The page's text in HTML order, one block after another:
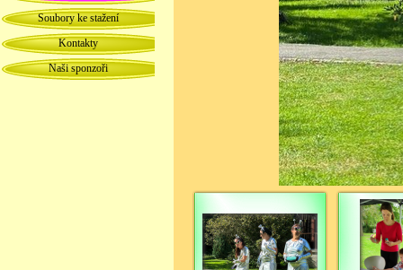
Soubory ke stažení
Kontakty
Naši sponzoři